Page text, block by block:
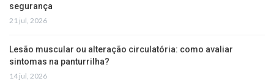
segurança
21 jul, 2026
Lesão muscular ou alteração circulatória: como avaliar
sintomas na panturrilha?
14 jul, 2026